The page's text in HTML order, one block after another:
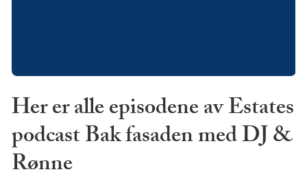
Her er alle episodene av Estates
podcast Bak fasaden med DJ &
Rønne